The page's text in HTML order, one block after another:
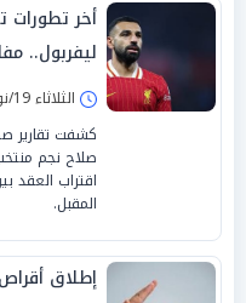
أخر
ليفربول..
الثلاثاء 19/نوفمبر/2024 - 07:30 م
كشفت تقارير
صلاح نجم
اقتراب العقد
المقبل.
إطلاق